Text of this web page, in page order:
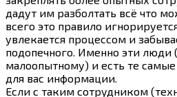
дадут им разболтать всё что
всего это правило
увлекается процессом и
подопечного. Именно эти люди
малоопытному) и есть те
для вас информации.
Если с таким сотрудником